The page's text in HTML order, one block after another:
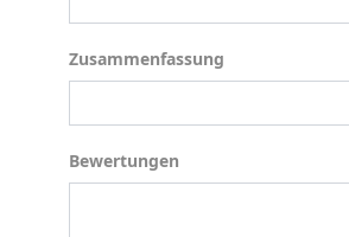
Zusammenfassung
Zusammenfassung
Bewertungen
Bewertungen